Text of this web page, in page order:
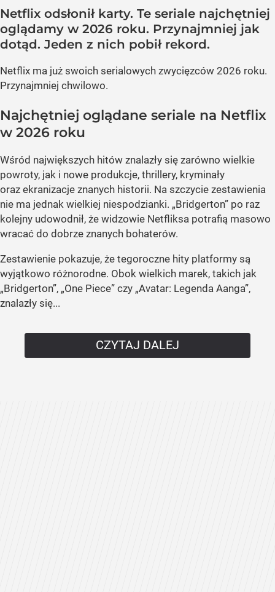
Netflix odsłonił karty. Te seriale najchętniej
oglądamy w 2026 roku. Przynajmniej jak
dotąd. Jeden z nich pobił rekord.
Netflix ma już swoich serialowych zwycięzców 2026 roku.
Przynajmniej chwilowo.
Najchętniej oglądane seriale na Netflix
w 2026 roku
Wśród największych hitów znalazły się zarówno wielkie
powroty, jak i nowe produkcje, thrillery, kryminały
oraz ekranizacje znanych historii. Na szczycie zestawienia
nie ma jednak wielkiej niespodzianki. „Bridgerton” po raz
kolejny udowodnił, że widzowie Netfliksa potrafią masowo
wracać do dobrze znanych bohaterów.
Zestawienie pokazuje, że tegoroczne hity platformy są
wyjątkowo różnorodne. Obok wielkich marek, takich jak
„Bridgerton”, „One Piece” czy „Avatar: Legenda Aanga”,
znalazły się...
CZYTAJ DALEJ